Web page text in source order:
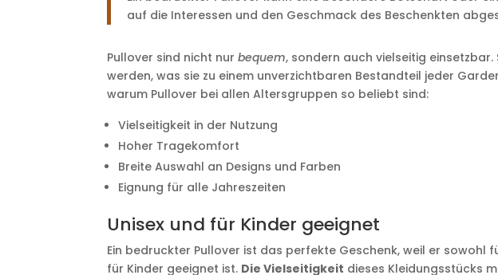
auf die Interessen und den Geschmack des Beschenkten
Pullover sind nicht nurbequem, sondern auch vielseitig
werden, was sie zu einem unverzichtbaren Bestandteil jeder
warum Pullover bei allen Altersgruppen so beliebt sind:
Vielseitigkeit in der Nutzung
Hoher Tragekomfort
Breite Auswahl an Designs und Farben
Eignung für alle Jahreszeiten
Unisex und für Kinder geeignet
Ein bedruckter Pullover ist das perfekte Geschenk, weil er sowohl
für Kinder geeignet ist. Die Vielseitigkeit dieses Kleidungsstücks